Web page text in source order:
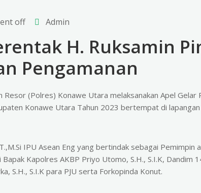
off Admin
H. Ruksamin
Pengamanan
(Polres) Konawe Utara melaksanakan Apel Gelar
Konawe Utara Tahun 2023 bertempat di
IPU Asean Eng yang bertindak sebagai Pemimpin
Kapolres AKBP Priyo Utomo, S.H., S.I.K, Dandim
S.H., S.I.K para PJU serta Forkopinda Konut.